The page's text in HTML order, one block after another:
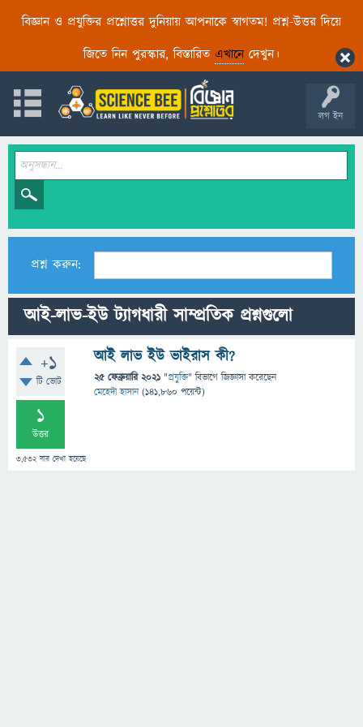
বিজ্ঞান ও প্রযুক্তির প্রশ্নোত্তর দুনিয়ায় আপনাকে স্বাগতম! প্রশ্ন-উত্তর দিয়ে
জিতে নিন পুরস্কার, বিস্তারিত এখানেদেখুন।
লগ ইন
প্রশ্ন করুন:
আই-লাভ-ইউ ট্যাগধারী সাম্প্রতিক প্রশ্নগুলো
+1
টি ভোট
1
উত্তর
3,532বার দেখা হয়েছে
আই লাভ ইউ ভাইরাস কী?
25 ফেব্রুয়ারি 2021 "প্রযুক্তি" বিভাগে জিজ্ঞাসাকরেছেন
মেহেদী হাসান (141,860 পয়েন্ট)